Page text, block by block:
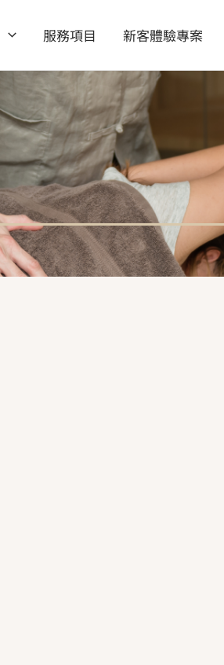
服務項目 新客體驗專案